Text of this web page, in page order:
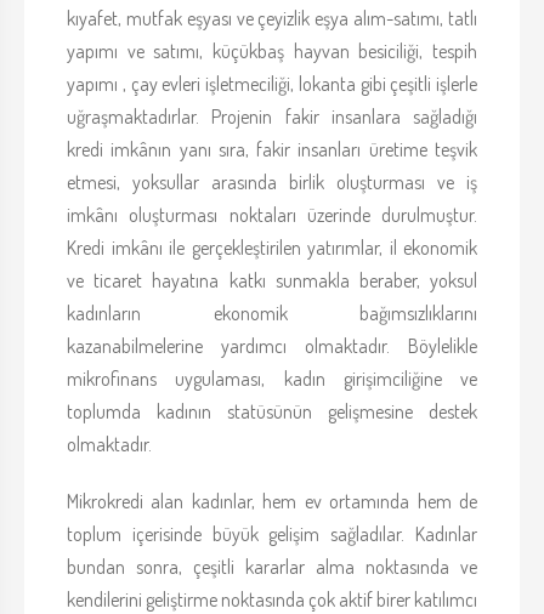
kıyafet, mutfak eşyası ve çeyizlik eşya alım-satımı, tatlı
yapımı ve satımı, küçükbaş hayvan besiciliği, tespih
yapımı , çay evleri işletmeciliği, lokanta gibi çeşitli işlerle
uğraşmaktadırlar. Projenin fakir insanlara sağladığı
kredi imkânın yanı sıra, fakir insanları üretime teşvik
etmesi, yoksullar arasında birlik oluşturması ve iş
imkânı oluşturması noktaları üzerinde durulmuştur.
Kredi imkânı ile gerçekleştirilen yatırımlar, il ekonomik
ve ticaret hayatına katkı sunmakla beraber, yoksul
kadınların ekonomik bağımsızlıklarını
kazanabilmelerine yardımcı olmaktadır. Böylelikle
mikrofinans uygulaması, kadın girişimciliğine ve
toplumda kadının statüsünün gelişmesine destek
olmaktadır.
Mikrokredi alan kadınlar, hem ev ortamında hem de
toplum içerisinde büyük gelişim sağladılar. Kadınlar
bundan sonra, çeşitli kararlar alma noktasında ve
kendilerini geliştirme noktasında çok aktif birer katılımcı